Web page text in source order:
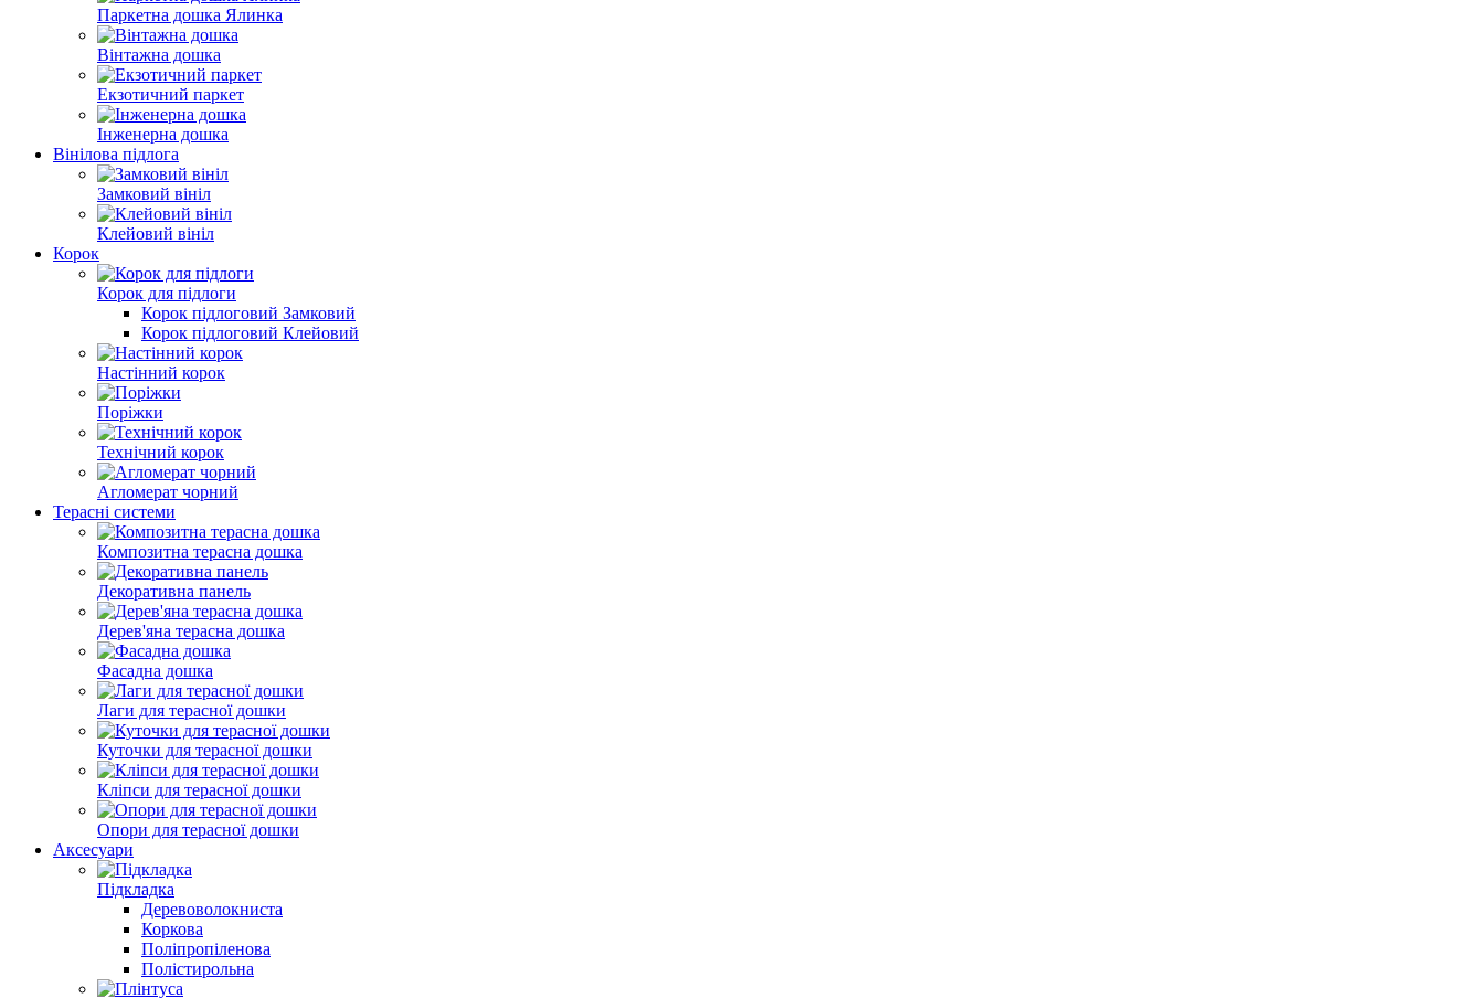
Паркетна дошка Ялинка
Вінтажна дошка
Екзотичний паркет
Інженерна дошка
Вінілова пiдлога
Замковий вініл
Клейовий вініл
Корок
Корок для підлоги
Корок підлоговий Замковий
Корок підлоговий Клейовий
Настінний корок
Поріжки
Технічний корок
Агломерат чорний
Терасні системи
Композитна терасна дошка
Декоративна панель
Дерев'яна терасна дошка
Фасадна дошка
Лаги для терасної дошки
Куточки для терасної дошки
Кліпси для терасної дошки
Опори для терасної дошки
Аксесуари
Підкладка
Деревоволокниста
Коркова
Поліпропіленова
Полістирольна